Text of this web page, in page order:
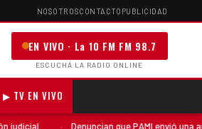
NOSOTROSCONTACTO PUBLICIDAD
EN VIVO · La 10 FM FM 98.7
ESCUCHÁ LA RADIO ONLINE
▶ TV EN VIVO
· Denuncian que PAMI envió una auditoría